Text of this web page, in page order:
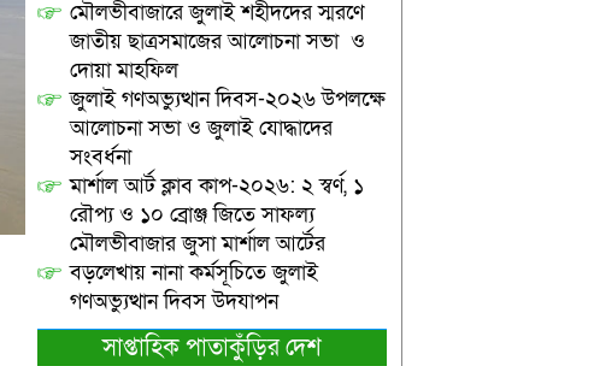
মৌলভীবাজারে জুলাই শহীদদের স্মরণে
জাতীয় ছাত্রসমাজের আলোচনা সভা ও
দোয়া মাহফিল
জুলাই গণঅভ্যুত্থান দিবস-২০২৬ উপলক্ষে
আলোচনা সভা ও জুলাই যোদ্ধাদের
সংবর্ধনা
মার্শাল আর্ট ক্লাব কাপ-২০২৬: ২ স্বর্ণ, ১
রৌপ্য ও ১০ ব্রোঞ্জ জিতে সাফল্য
মৌলভীবাজার জুসা মার্শাল আর্টের
বড়লেখায় নানা কর্মসূচিতে জুলাই
গণঅভ্যুত্থান দিবস উদযাপন
সাপ্তাহিক পাতাকুঁড়ির দেশ